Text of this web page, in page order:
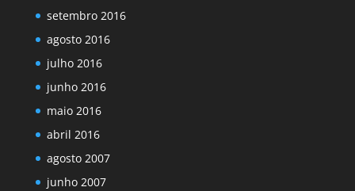
setembro 2016
agosto 2016
julho 2016
junho 2016
maio 2016
abril 2016
agosto 2007
junho 2007